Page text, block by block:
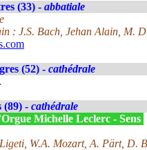
(33) - abbatiale
: J.S. Bach, Jehan Alain, M.
(52) - cathédrale
(89) - cathédrale
Michelle Leclerc - Sens
W.A. Mozart, A. Pärt, D.